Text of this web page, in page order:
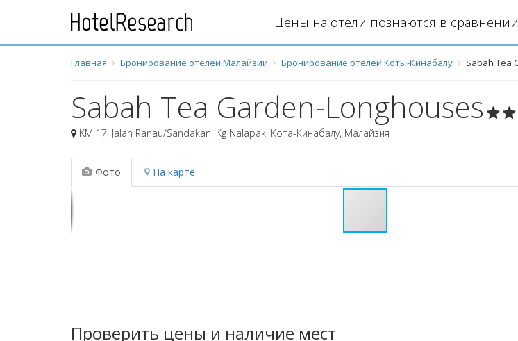
Цены на отели познаются в сравнении
Главная Бронирование отелей Малайзии Бронирование отелей Коты-Кинабалу Sabah Tea
Sabah Tea Garden-Longhouses
KM 17, Jalan Ranau/Sandakan, Kg Nalapak, Кота-Кинабалу, Малайзия
Фото На карте
Проверить цены и наличие мест